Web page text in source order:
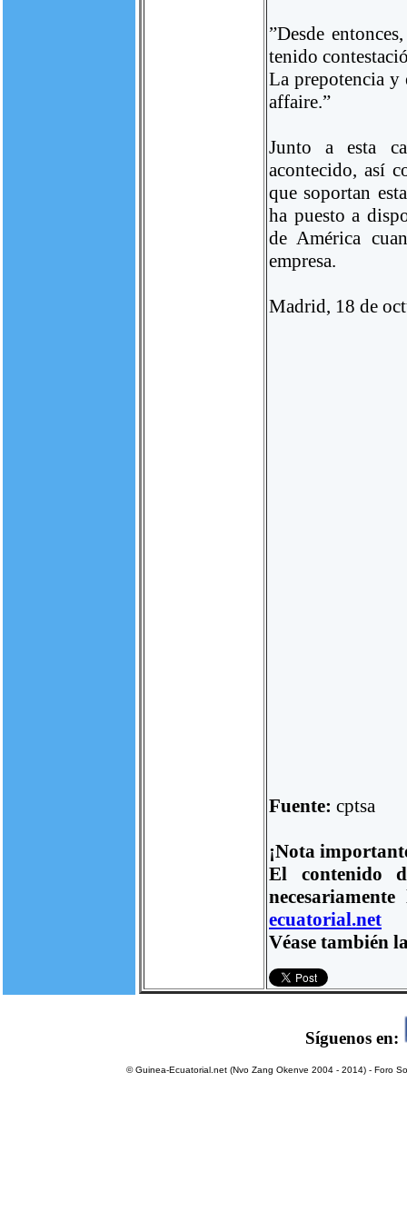
”Desde
tenido
La prepotencia y
affaire.”
Junto a esta
acontecido, así
que soportan
ha puesto a
de América
empresa.
Madrid, 18 de
Fuente: cptsa
¡Nota
El contenido
ecuatorial.net
Véase también
Síguenos en:
© Guinea-Ecuatorial.net (Nvo Zang Okenve 2004 - 2014) - Foro